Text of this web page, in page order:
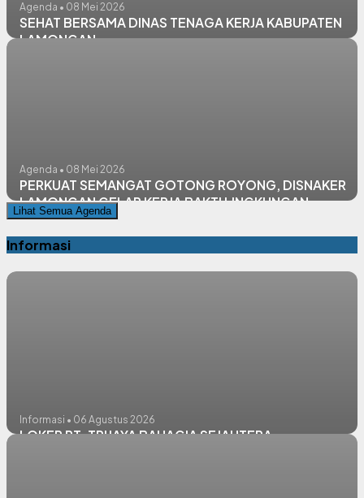
Agenda • 08 Mei 2026
SEHAT BERSAMA DINAS TENAGA KERJA KABUPATEN
LAMONGAN
Agenda • 08 Mei 2026
PERKUAT SEMANGAT GOTONG ROYONG, DISNAKER
LAMONGAN GELAR KERJA BAKTI LINGKUNGAN
Lihat Semua Agenda
Informasi
Informasi • 06 Agustus 2026
LOKER PT. TRIJAYA BAHAGIA SEJAHTERA